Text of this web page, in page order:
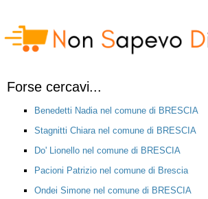
Forse cercavi...
Benedetti Nadia nel comune di BRESCIA
Stagnitti Chiara nel comune di BRESCIA
Do' Lionello nel comune di BRESCIA
Pacioni Patrizio nel comune di Brescia
Ondei Simone nel comune di BRESCIA